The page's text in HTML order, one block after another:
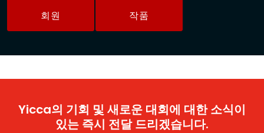
회원 작품
Yicca의 기회 및 새로운 대회에 대한 소식이
있는 즉시 전달 드리겠습니다.